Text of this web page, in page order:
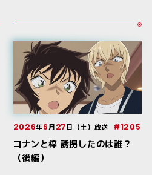
2026年6月27日（土）放送 #1205
コナンと梓 誘拐したのは誰？
（後編）